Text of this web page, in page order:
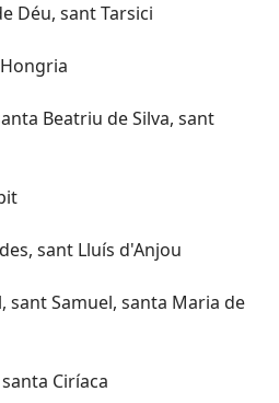
Déu, sant Tarsici
Beatriu de Silva, sant
sant Lluís d'Anjou
sant Samuel, santa Maria de
Ciríaca